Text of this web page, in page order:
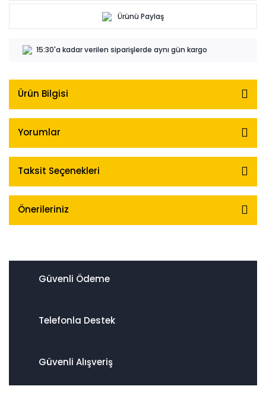
Ürünü Paylaş
15:30'a kadar verilen siparişlerde aynı gün kargo
Ürün Bilgisi
Yorumlar
Taksit Seçenekleri
Önerileriniz
Güvenli Ödeme
Telefonla Destek
Güvenli Alışveriş